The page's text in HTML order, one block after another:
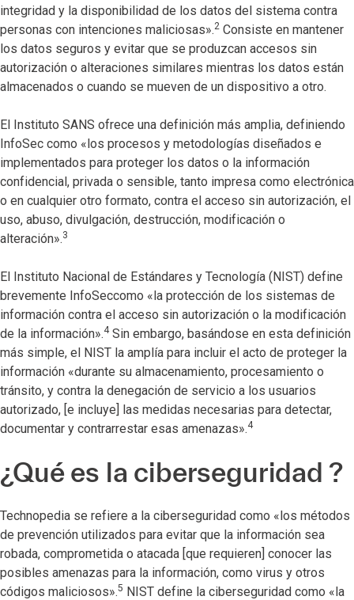
integridad y la disponibilidad de los datos del sistema contra
personas con intenciones maliciosas».2 Consiste en mantener
los datos seguros y evitar que se produzcan accesos sin
autorización o alteraciones similares mientras los datos están
almacenados o cuando se mueven de un dispositivo a otro.
El Instituto SANS ofrece una definición más amplia, definiendo
InfoSec como «los procesos y metodologías diseñados e
implementados para proteger los datos o la información
confidencial, privada o sensible, tanto impresa como electrónica
o en cualquier otro formato, contra el acceso sin autorización, el
uso, abuso, divulgación, destrucción, modificación o
alteración».3
El Instituto Nacional de Estándares y Tecnología (NIST) define
brevemente InfoSeccomo «la protección de los sistemas de
información contra el acceso sin autorización o la modificación
de la información».4Sin embargo, basándose en esta definición
más simple, el NIST la amplía para incluir el acto de proteger la
información «durante su almacenamiento, procesamiento o
tránsito, y contra la denegación de servicio a los usuarios
autorizado, [e incluye] las medidas necesarias para detectar,
documentar y contrarrestar esas amenazas».4
¿Qué es la ciberseguridad ?
Technopedia se refiere a la ciberseguridad como «los métodos
de prevención utilizados para evitar que la información sea
robada, comprometida o atacada [que requieren] conocer las
posibles amenazas para la información, como virus y otros
códigos maliciosos».5 NIST define la ciberseguridad como «la